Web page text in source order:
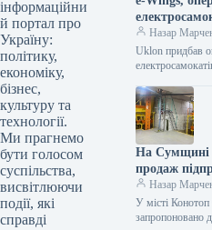
інформаційни
й портал про
Україну:
політику,
економіку,
бізнес,
культуру та
технології.
Ми прагнемо
бути голосом
суспільства,
висвітлюючи
події, які
справді
Uklon:
Назар
Uklon придбав
українського
e-Wings.
На Сумщині
продаж
експортує
продукції.
Назар
У місті Конотоп
запропоновано